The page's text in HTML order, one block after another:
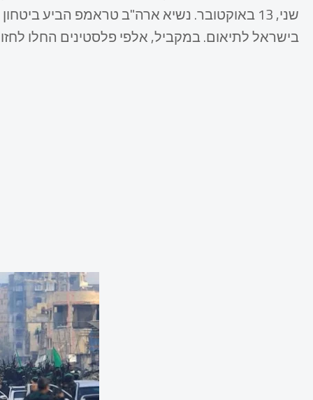
שני, 13 באוקטובר. נשיא ארה"ב טראמפ הביע
בישראל לתיאום. במקביל, אלפי פלסטינים החלו